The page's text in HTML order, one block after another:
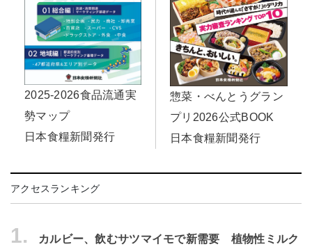
2025-2026食品流通実
勢マップ
日本食糧新聞発行
惣菜・べんとうグラン
プリ2026公式BOOK
日本食糧新聞発行
アクセスランキング
1.
カルビー、飲むサツマイモで新需要 植物性ミルク